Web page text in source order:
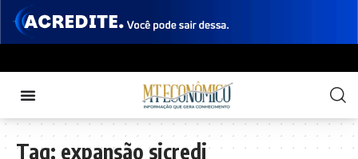
Tag: expansão sicredi